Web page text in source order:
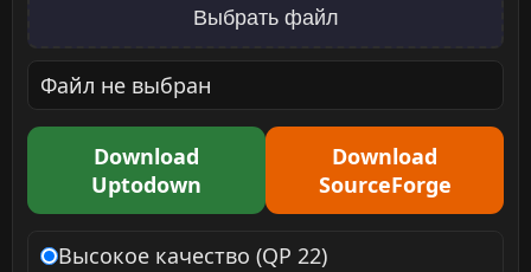
Выбрать файл
Файл не выбран
Download
Uptodown
Download
SourceForge
Высокое качество (QP 22)